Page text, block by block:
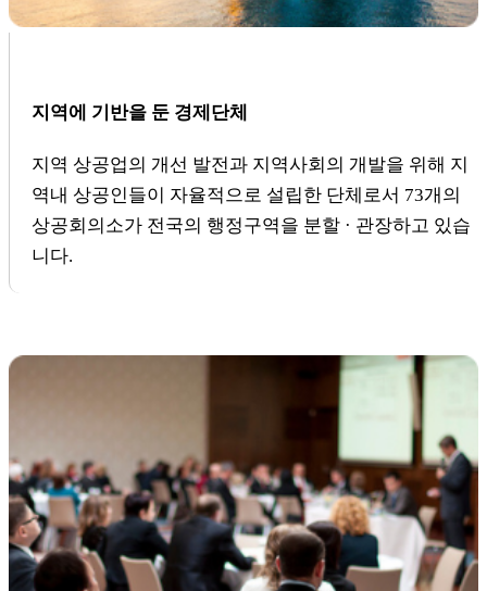
지역에 기반을 둔 경제단체
지역 상공업의 개선 발전과 지역사회의 개발을 위해 지
역내 상공인들이 자율적으로 설립한 단체로서 73개의
상공회의소가 전국의 행정구역을 분할 · 관장하고 있습
니다.